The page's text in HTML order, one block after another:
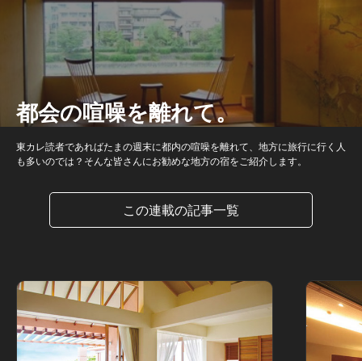
都会の喧噪を離れて。
東カレ読者であればたまの週末に都内の喧噪を離れて、地方に旅行に行く人
も多いのでは？そんな皆さんにお勧めな地方の宿をご紹介します。
この連載の記事一覧